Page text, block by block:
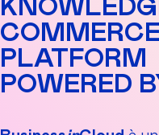
COMMERCE
PLATFORM
POWERED